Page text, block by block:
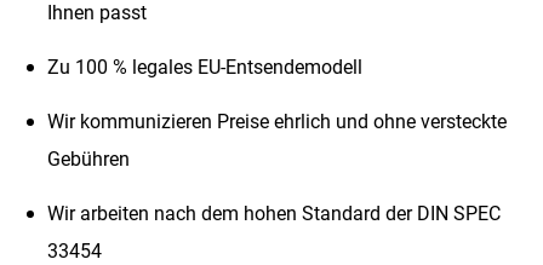
Ihnen passt
Zu 100 % legales EU-Entsendemodell
Wir kommunizieren Preise ehrlich und ohne versteckte
Gebühren
Wir arbeiten nach dem hohen Standard der DIN SPEC
33454